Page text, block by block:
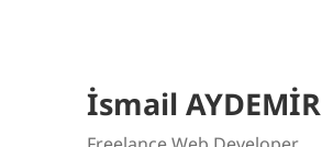
İsmail AYDEMİR